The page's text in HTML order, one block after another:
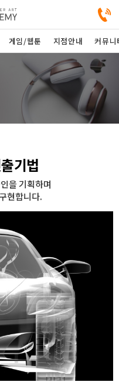
게임/웹툰 지점안내 커뮤니
기법
을 기획하며
현합니다.